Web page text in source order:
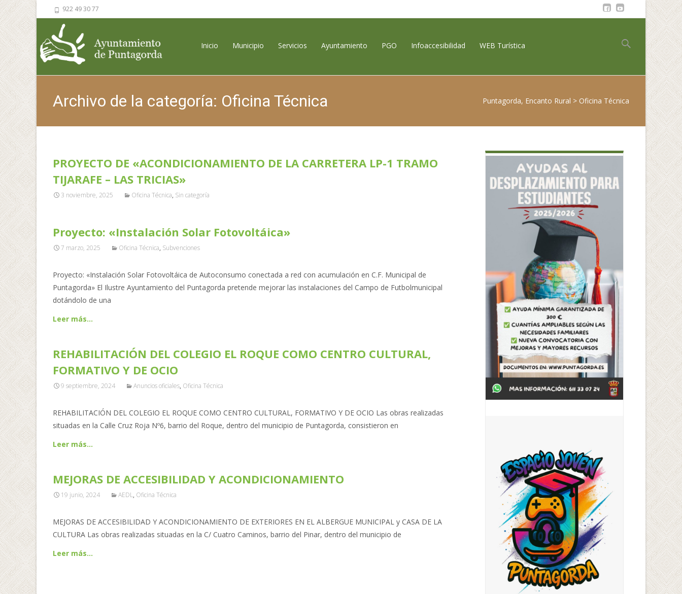
922 49 30 77
Inicio
Municipio Servicios Ayuntamiento PGO Infoaccesibilidad WEB Turística
Buscar:
Archivo de la categoría: Oficina Técnica Puntagorda, Encanto Rural > Oficina Técnica
PROYECTO DE «ACONDICIONAMIENTO DE LA CARRETERA LP-1 TRAMO
TIJARAFE – LAS TRICIAS»
3 noviembre, 2025 Oficina Técnica, Sin categoría
Proyecto: «Instalación Solar Fotovoltáica»
7 marzo, 2025 Oficina Técnica, Subvenciones
Proyecto: «Instalación Solar Fotovoltáica de Autoconsumo conectada a red con acumulación en C.F. Municipal de
Puntagorda» El Ilustre Ayuntamiento del Puntagorda pretende mejorar las instalaciones del Campo de Futbolmunicipal
dotándolo de una
Leer más…
REHABILITACIÓN DEL COLEGIO EL ROQUE COMO CENTRO CULTURAL,
FORMATIVO Y DE OCIO
9 septiembre, 2024 Anuncios oficiales, Oficina Técnica
REHABILITACIÓN DEL COLEGIO EL ROQUE COMO CENTRO CULTURAL, FORMATIVO Y DE OCIO Las obras realizadas
situadas en la Calle Cruz Roja Nº6, barrio del Roque, dentro del municipio de Puntagorda, consistieron en
Leer más…
MEJORAS DE ACCESIBILIDAD Y ACONDICIONAMIENTO
19 junio, 2024 AEDL, Oficina Técnica
MEJORAS DE ACCESIBILIDAD Y ACONDICIONAMIENTO DE EXTERIORES EN EL ALBERGUE MUNICIPAL y CASA DE LA
CULTURA Las obras realizadas situadas en la C/ Cuatro Caminos, barrio del Pinar, dentro del municipio de
Leer más…